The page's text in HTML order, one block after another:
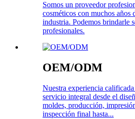
Somos un proveedor
cosméticos con muchos años
industria. Podemos brindarle
profesionales.
OEM/ODM
Nuestra experiencia
servicio integral desde el
moldes, producción,
inspección final hasta...